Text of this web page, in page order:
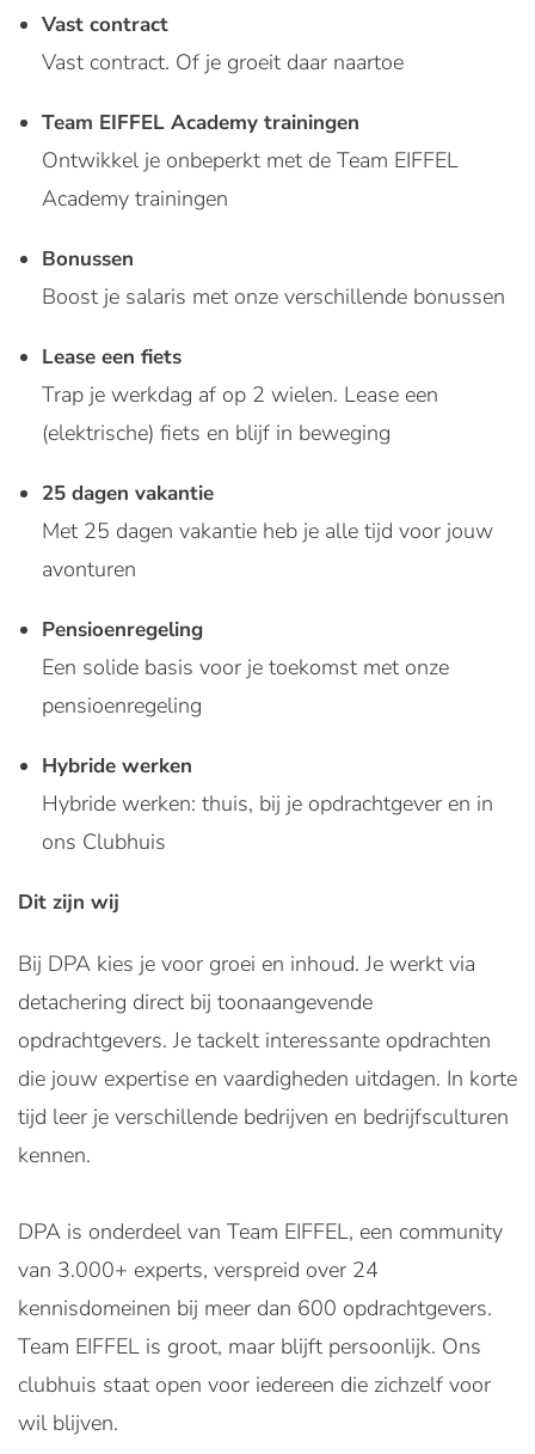
Vast contract
Vast contract. Of je groeit daar naartoe
Team EIFFEL Academy trainingen
Ontwikkel je onbeperkt met de Team EIFFEL
Academy trainingen
Bonussen
Boost je salaris met onze verschillende bonussen
Lease een fiets
Trap je werkdag af op 2 wielen. Lease een
(elektrische) fiets en blijf in beweging
25 dagen vakantie
Met 25 dagen vakantie heb je alle tijd voor jouw
avonturen
Pensioenregeling
Een solide basis voor je toekomst met onze
pensioenregeling
Hybride werken
Hybride werken: thuis, bij je opdrachtgever en in
ons Clubhuis
Dit zijn wij
Bij DPA kies je voor groei en inhoud. Je werkt via
detachering direct bij toonaangevende
opdrachtgevers. Je tackelt interessante opdrachten
die jouw expertise en vaardigheden uitdagen. In korte
tijd leer je verschillende bedrijven en bedrijfsculturen
kennen.
DPA is onderdeel van Team EIFFEL, een community
van 3.000+ experts, verspreid over 24
kennisdomeinen bij meer dan 600 opdrachtgevers.
Team EIFFEL is groot, maar blijft persoonlijk. Ons
clubhuis staat open voor iedereen die zichzelf voor
wil blijven.